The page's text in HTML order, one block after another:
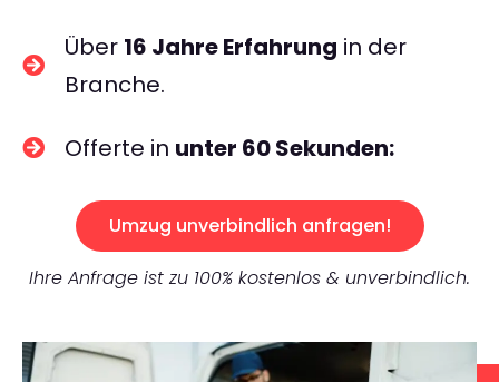
Über 16 Jahre Erfahrung in der
Branche.
Offerte in unter 60 Sekunden:
Umzug unverbindlich anfragen!
Ihre Anfrage ist zu 100% kostenlos & unverbindlich.